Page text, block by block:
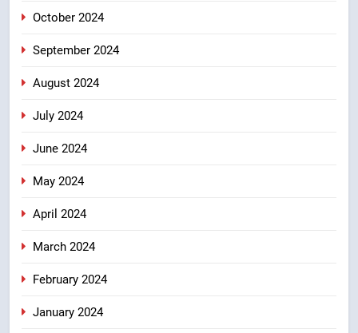
October 2024
September 2024
August 2024
July 2024
June 2024
May 2024
April 2024
March 2024
February 2024
January 2024